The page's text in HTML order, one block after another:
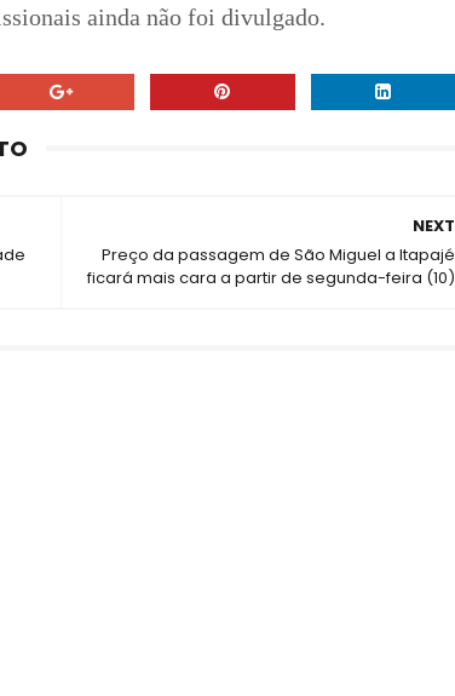
ainda não foi divulgado.
NEXT
Preço da passagem de São Miguel a Itapajé
ficará mais cara a partir de segunda-feira (10)